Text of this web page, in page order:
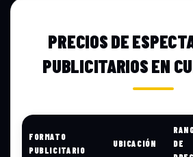
PRECIOS DE
PUBLICITARIOS EN
FORMATO
PUBLICITARIO
UBICACIÓN
DE